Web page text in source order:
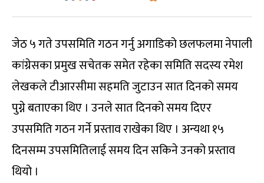
जेठ ५ गते उपसमिति गठन गर्नु अगाडिको छलफलमा नेपाली
कांग्रेसका प्रमुख सचेतक समेत रहेका समिति सदस्य रमेश
लेखकले टीआरसीमा सहमति जुटाउन सात दिनको समय
पुग्ने बताएका थिए । उनले सात दिनको समय दिएर
उपसमिति गठन गर्ने प्रस्ताव राखेका थिए । अन्यथा १५
दिनसम्म उपसमितिलाई समय दिन सकिने उनको प्रस्ताव
थियो ।